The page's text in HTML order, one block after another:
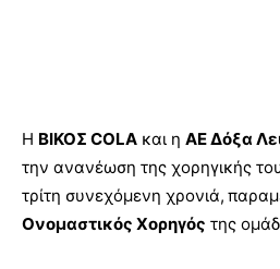
Η BΙΚΟΣ COLA και η ΑΕ Δόξα
την ανανέωση της χορηγικής
τρίτη συνεχόμενη χρονιά,
Ονομαστικός Χορηγός της